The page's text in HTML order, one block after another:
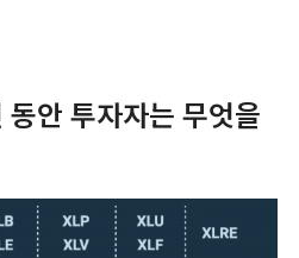
안 투자자는 무엇을